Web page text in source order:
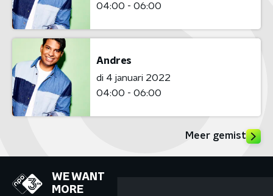
04:00 - 06:00
Andres
di 4 januari 2022
04:00 - 06:00
Meer gemist
WE WANT
MORE